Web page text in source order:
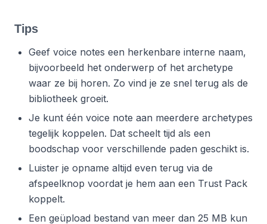
Tips
Geef voice notes een herkenbare interne naam,
bijvoorbeeld het onderwerp of het archetype
waar ze bij horen. Zo vind je ze snel terug als de
bibliotheek groeit.
Je kunt één voice note aan meerdere archetypes
tegelijk koppelen. Dat scheelt tijd als een
boodschap voor verschillende paden geschikt is.
Luister je opname altijd even terug via de
afspeelknop voordat je hem aan een Trust Pack
koppelt.
Een geüpload bestand van meer dan 25 MB kun